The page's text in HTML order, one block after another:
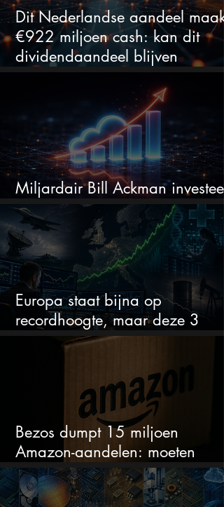
Dit Nederlandse aandeel maakt
€922 miljoen cash: kan dit
dividendaandeel blijven
verhogen?
Miljardair Bill Ackman investeert
miljarden in dit techaandeel
Europa staat bijna op
recordhoogte, maar deze 3
sectoren vallen nu op
Bezos dumpt 15 miljoen
Amazon-aandelen: moeten
beleggers zich zorgen maken?